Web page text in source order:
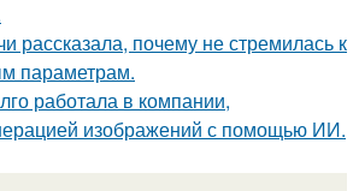
рассказала, почему не стремилась к
параметрам.
работала в компании,
изображений с помощью ИИ.